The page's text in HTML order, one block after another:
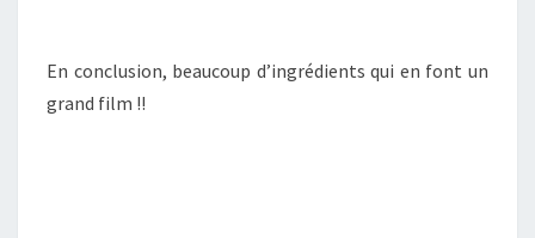
En conclusion, beaucoup d’ingrédients qui en font un
grand film !!